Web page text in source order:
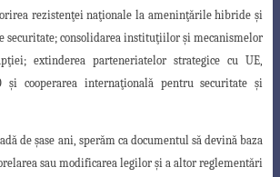
rezistenţei naţionale la ameninţările hibride şi
securitate; consolidarea instituţiilor şi mecanismelor
extinderea parteneriatelor strategice cu UE,
şi cooperarea internaţională pentru securitate şi
de şase ani, sperăm ca documentul să devină baza
sau modificarea legilor şi a altor reglementări